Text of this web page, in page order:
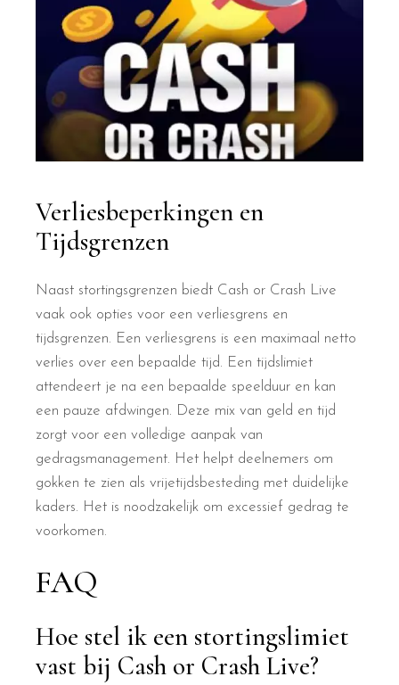
Verliesbeperkingen en
Tijdsgrenzen
Naast stortingsgrenzen biedt Cash or Crash Live
vaak ook opties voor een verliesgrens en
tijdsgrenzen. Een verliesgrens is een maximaal netto
verlies over een bepaalde tijd. Een tijdslimiet
attendeert je na een bepaalde speelduur en kan
een pauze afdwingen. Deze mix van geld en tijd
zorgt voor een volledige aanpak van
gedragsmanagement. Het helpt deelnemers om
gokken te zien als vrijetijdsbesteding met duidelijke
kaders. Het is noodzakelijk om excessief gedrag te
voorkomen.
FAQ
Hoe stel ik een stortingslimiet
vast bij Cash or Crash Live?